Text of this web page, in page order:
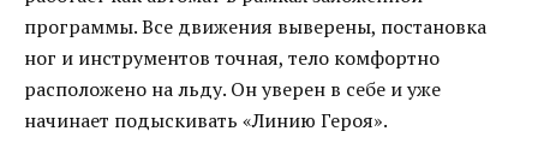
программы. Все движения выверены, постановка
ног и инструментов точная, тело комфортно
расположено на льду. Он уверен в себе и уже
начинает подыскивать «Линию Героя».